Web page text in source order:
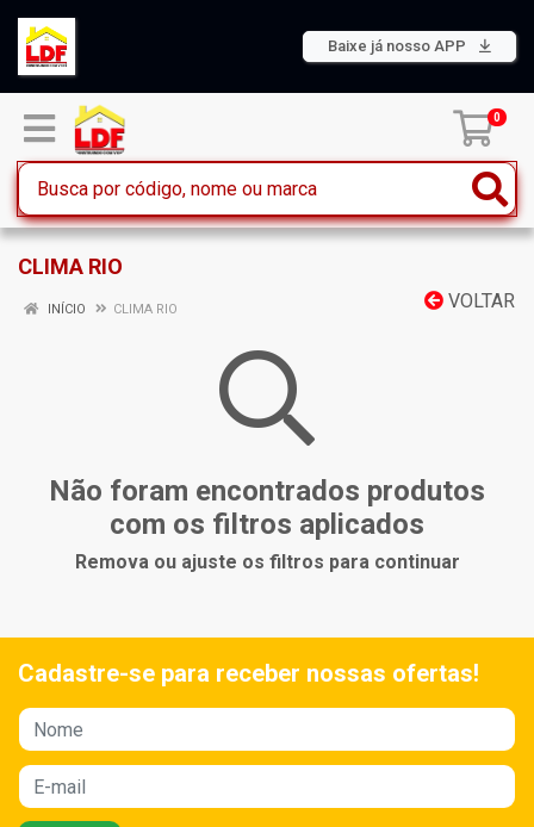
Baixe já nosso APP
0
CLIMA RIO
VOLTAR
INÍCIO CLIMA RIO
Não foram encontrados produtos
com os filtros aplicados
Remova ou ajuste os filtros para continuar
Cadastre-se para receber nossas ofertas!